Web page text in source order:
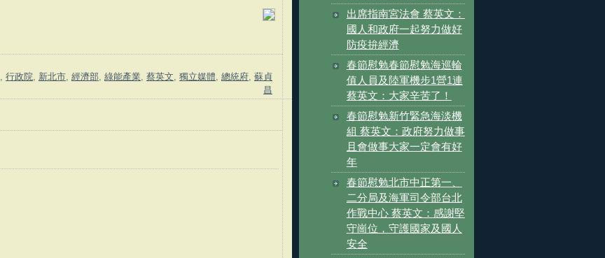
行政院 新北市 經濟部 綠能產業 蔡英文 獨立媒體 總統府 蘇貞
昌
出席指南宮法會 蔡英文：
國人和政府一起努力做好
防疫拚經濟
春節慰勉春節慰勉海巡輪
值人員及陸軍機步1營1連
蔡英文：大家辛苦了！
春節慰勉新竹緊急海淡機
組 蔡英文：政府努力做事
且會做事大家一定會有好
年
春節慰勉北市中正第一、
二分局及海軍司令部台北
作戰中心 蔡英文：感謝堅
守崗位，守護國家及國人
安全